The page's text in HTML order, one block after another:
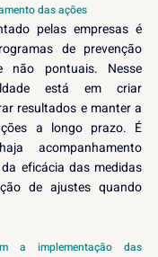
das ações
pelas empresas é
de prevenção
não pontuais. Nesse
está em criar
resultados e manter a
a longo prazo. É
acompanhamento
eficácia das medidas
de ajustes quando
a implementação das